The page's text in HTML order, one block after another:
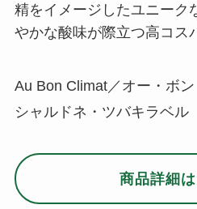
精をイメージしたユニーク
やかな酸味が際立つ高コス
Au Bon Climat／オー・ボ
シャルドネ・ツバキラベル
商品詳細